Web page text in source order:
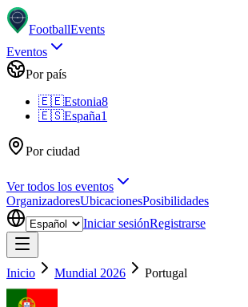
FootballEvents
Eventos
Por país
🇪🇪Estonia8
🇪🇸España1
Por ciudad
Ver todos los eventos
OrganizadoresUbicacionesPosibilidades
Iniciar sesiónRegistrarse
Inicio Mundial 2026 Portugal